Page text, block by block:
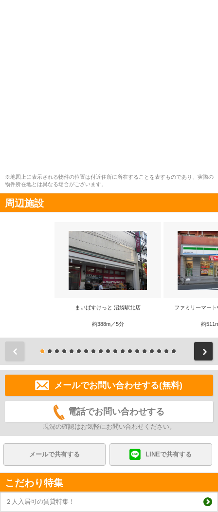
※地図上に表示される物件の位置は付近住所に所在することを表すものであり、実際の
物件所在地とは異なる場合がございます。
周辺施設
まいばすけっと 沼袋駅北店
約388m／5分
ファミリーマー
約
メールでお問い合わせする(無料)
電話でお問い合わせする
現況の確認はお気軽にお問い合わせください。
メールで共有する LINEで共有する
こだわり特集
２人入居可の賃貸特集！